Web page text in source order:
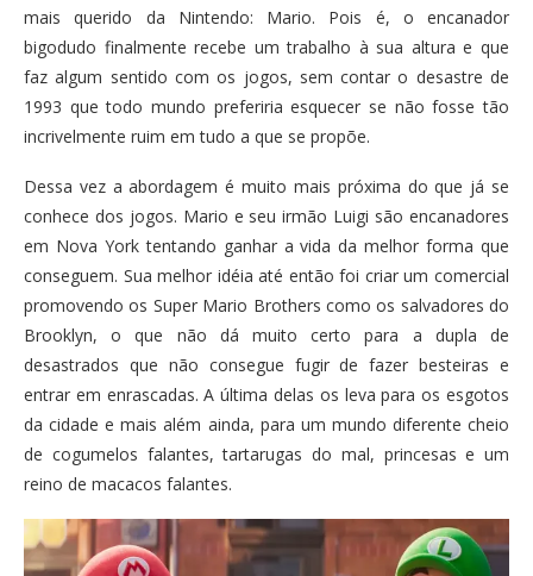
mais querido da Nintendo: Mario. Pois é, o encanador
bigodudo finalmente recebe um trabalho à sua altura e que
faz algum sentido com os jogos, sem contar o desastre de
1993 que todo mundo preferiria esquecer se não fosse tão
incrivelmente ruim em tudo a que se propõe.
Dessa vez a abordagem é muito mais próxima do que já se
conhece dos jogos. Mario e seu irmão Luigi são encanadores
em Nova York tentando ganhar a vida da melhor forma que
conseguem. Sua melhor idéia até então foi criar um comercial
promovendo os Super Mario Brothers como os salvadores do
Brooklyn, o que não dá muito certo para a dupla de
desastrados que não consegue fugir de fazer besteiras e
entrar em enrascadas. A última delas os leva para os esgotos
da cidade e mais além ainda, para um mundo diferente cheio
de cogumelos falantes, tartarugas do mal, princesas e um
reino de macacos falantes.